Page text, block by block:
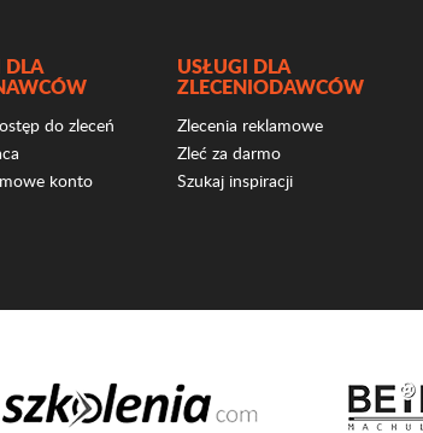
DLA
do zleceń
konto
USŁUGI DLA
ZLECENIODAWCÓW
Zlecenia reklamowe
Zleć za darmo
Szukaj inspiracji